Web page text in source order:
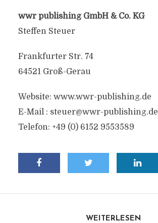
wwr publishing GmbH & Co. KG
Steffen Steuer
Frankfurter Str. 74
64521 Groß-Gerau
Website: www.wwr-publishing.de
E-Mail : steuer@wwr-publishing.de
Telefon: +49 (0) 6152 9553589
WEITERLESEN